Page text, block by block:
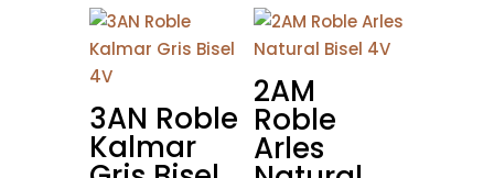
3AN Roble
Kalmar
2AM
Roble
Arles